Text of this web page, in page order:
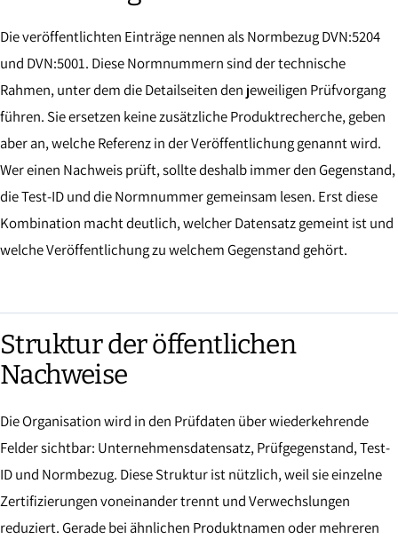
Die veröffentlichten Einträge nennen als Normbezug DVN:5204
und DVN:5001. Diese Normnummern sind der technische
Rahmen, unter dem die Detailseiten den jeweiligen Prüfvorgang
führen. Sie ersetzen keine zusätzliche Produktrecherche, geben
aber an, welche Referenz in der Veröffentlichung genannt wird.
Wer einen Nachweis prüft, sollte deshalb immer den Gegenstand,
die Test-ID und die Normnummer gemeinsam lesen. Erst diese
Kombination macht deutlich, welcher Datensatz gemeint ist und
welche Veröffentlichung zu welchem Gegenstand gehört.
Struktur der öffentlichen
Nachweise
Die Organisation wird in den Prüfdaten über wiederkehrende
Felder sichtbar: Unternehmensdatensatz, Prüfgegenstand, Test-
ID und Normbezug. Diese Struktur ist nützlich, weil sie einzelne
Zertifizierungen voneinander trennt und Verwechslungen
reduziert. Gerade bei ähnlichen Produktnamen oder mehreren